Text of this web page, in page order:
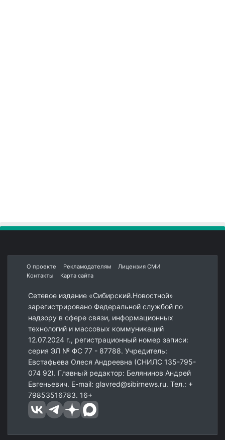
О проекте Рекламодателям
Лицензия СМИ
Контакты
Карта сайта
Сетевое издание «Сибирский.Новостной»
зарегистрировано Федеральной службой по
надзору в сфере связи, информационных
технологий и массовых коммуникаций
12.07.2024 г., регистрационный номер записи:
серия ЭЛ № ФС 77 - 87788. Учредитель:
Евстафьева Олеся Андреевна (СНИЛС 135-795-
074 92). Главный редактор: Белянинов Андрей
Евгеньевич. E-mail: glavred@sibirnews.ru. Тел.: +
79853516783. 16+